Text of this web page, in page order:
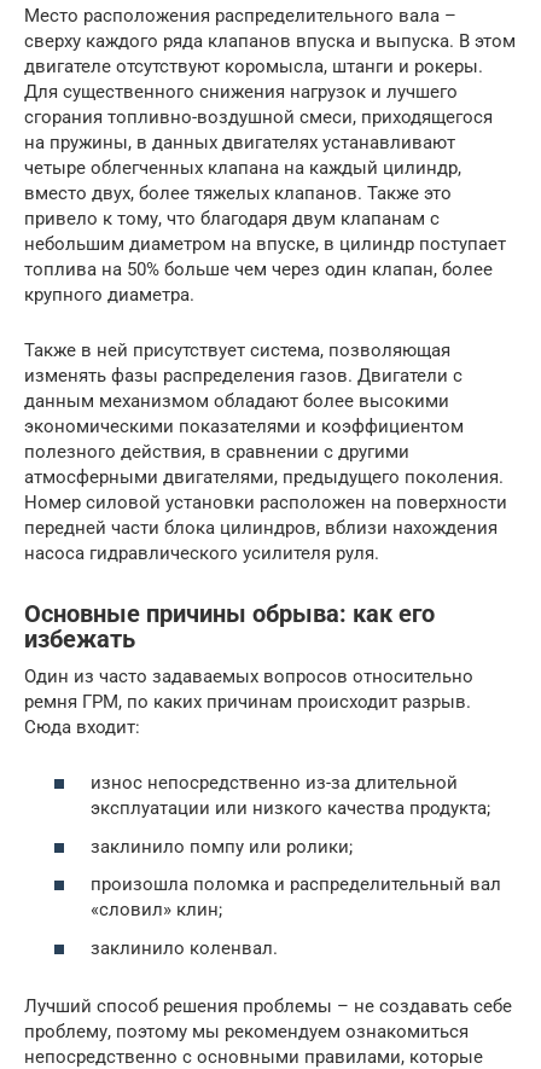
Место расположения распределительного вала –
сверху каждого ряда клапанов впуска и выпуска. В этом
двигателе отсутствуют коромысла, штанги и рокеры.
Для существенного снижения нагрузок и лучшего
сгорания топливно-воздушной смеси, приходящегося
на пружины, в данных двигателях устанавливают
четыре облегченных клапана на каждый цилиндр,
вместо двух, более тяжелых клапанов. Также это
привело к тому, что благодаря двум клапанам с
небольшим диаметром на впуске, в цилиндр поступает
топлива на 50% больше чем через один клапан, более
крупного диаметра.
Также в ней присутствует система, позволяющая
изменять фазы распределения газов. Двигатели с
данным механизмом обладают более высокими
экономическими показателями и коэффициентом
полезного действия, в сравнении с другими
атмосферными двигателями, предыдущего поколения.
Номер силовой установки расположен на поверхности
передней части блока цилиндров, вблизи нахождения
насоса гидравлического усилителя руля.
Основные причины обрыва: как его
избежать
Один из часто задаваемых вопросов относительно
ремня ГРМ, по каких причинам происходит разрыв.
Сюда входит:
износ непосредственно из-за длительной
эксплуатации или низкого качества продукта;
заклинило помпу или ролики;
произошла поломка и распределительный вал
«словил» клин;
заклинило коленвал.
Лучший способ решения проблемы – не создавать себе
проблему, поэтому мы рекомендуем ознакомиться
непосредственно с основными правилами, которые